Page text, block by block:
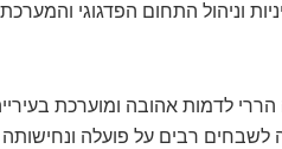
וניהול התחום הפדגוגי
לדמות אהובה ומוערכת
לשבחים רבים על פועלה